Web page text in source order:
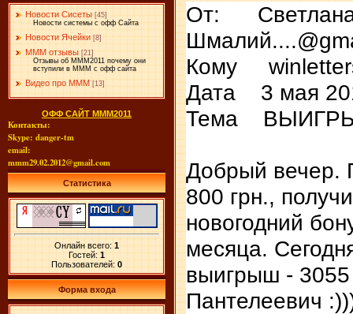
Новости Сисеты [45]
Новости системы с офф Сайта
Новости Ячейки [8]
МММ отзывы [21]
Отзывы об МММ2011 почему они
вступили в МММ с офф сайта
Видео про МММ [13]
ОФФ САЙТ МММ2011
Контакты:
Skype: danger-tm
email:
mmm29.02.2012@gmail.com
Статистика
Онлайн всего: 1
Гостей: 1
Пользователей: 0
Форма входа
От:
Кому
Дата 3 мая
Тема
Добрый вечер.
800 грн.,
новогодний
месяца.
выигрыш -
Пантелеевич